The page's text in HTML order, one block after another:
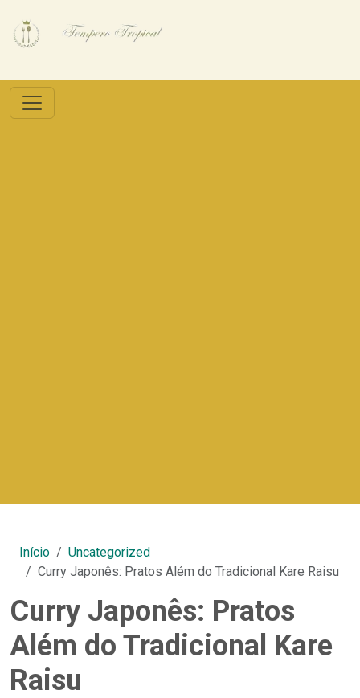
Início
Uncategorized
Curry Japonês: Pratos Além do Tradicional Kare Raisu
Curry Japonês: Pratos
Além do Tradicional Kare
Raisu